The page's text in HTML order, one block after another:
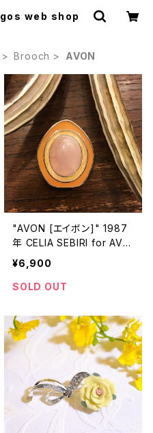
web shop
Brooch AVON
"AVON [エイボン]" 1987
年 CELIA SEBIRI for AVO
N 大きなローズクォーツが
付いたヴィンテージブロー
チ [BV=395]
¥6,900
SOLD OUT